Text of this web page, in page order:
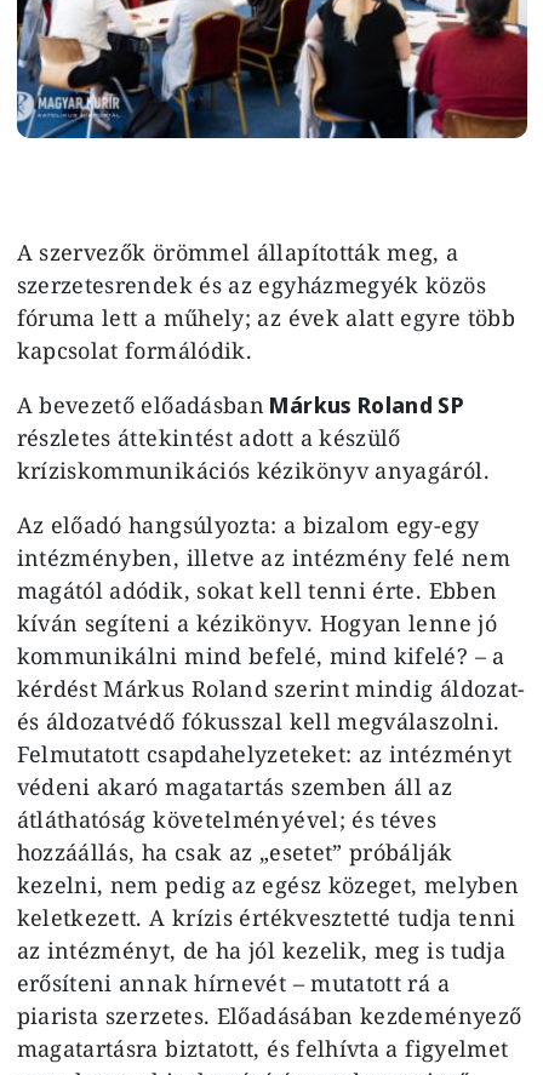
A szervezők örömmel állapították meg, a
szerzetesrendek és az egyházmegyék közös
fóruma lett a műhely; az évek alatt egyre több
kapcsolat formálódik.
A bevezető előadásban Márkus Roland SP
részletes áttekintést adott a készülő
kríziskommunikációs kézikönyv anyagáról.
Az előadó hangsúlyozta: a bizalom egy-egy
intézményben, illetve az intézmény felé nem
magától adódik, sokat kell tenni érte. Ebben
kíván segíteni a kézikönyv. Hogyan lenne jó
kommunikálni mind befelé, mind kifelé? – a
kérdést Márkus Roland szerint mindig áldozat-
és áldozatvédő fókusszal kell megválaszolni.
Felmutatott csapdahelyzeteket: az intézményt
védeni akaró magatartás szemben áll az
átláthatóság követelményével; és téves
hozzáállás, ha csak az „esetet” próbálják
kezelni, nem pedig az egész közeget, melyben
keletkezett. A krízis értékvesztetté tudja tenni
az intézményt, de ha jól kezelik, meg is tudja
erősíteni annak hírnevét – mutatott rá a
piarista szerzetes. Előadásában kezdeményező
magatartásra biztatott, és felhívta a figyelmet